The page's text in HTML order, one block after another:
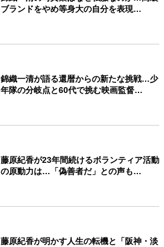
ブランドをやめ等身大の自分を表現…
錦織一清が語る還暦からの新たな挑戦…少
年隊の分岐点と60代で挑む映画監督…
藤原紀香が23年間続けるボランティア活動
の原動力は…「偽善者だ」との声も…
藤原紀香が明かす人生の転機と「阪神・淡